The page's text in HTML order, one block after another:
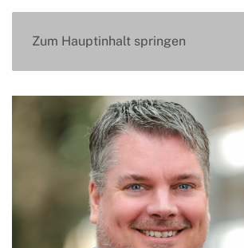
Zum Hauptinhalt springen